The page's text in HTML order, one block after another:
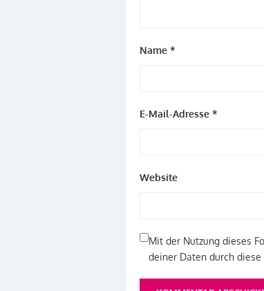
Name *
E-Mail-Adresse *
Website
Mit der Nutzung dieses
deiner Daten durch